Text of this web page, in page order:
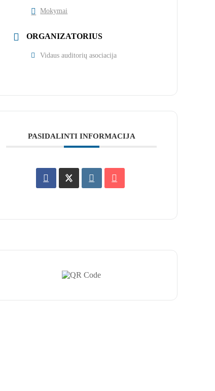
Mokymai
ORGANIZATORIUS
Vidaus auditorių asociacija
PASIDALINTI INFORMACIJA